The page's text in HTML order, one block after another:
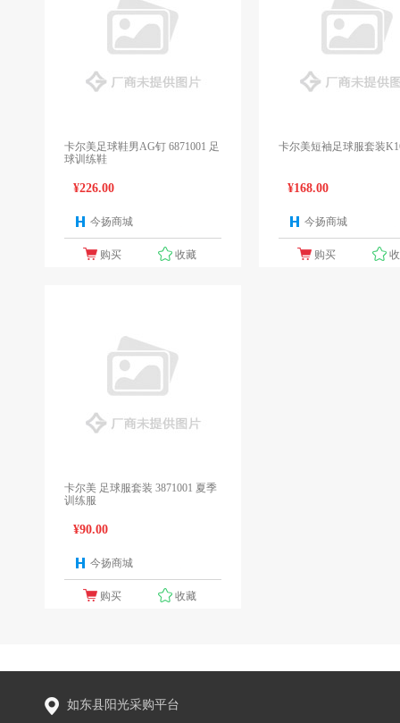
卡尔美足球鞋男AG钉 6871001 足
球训练鞋
¥226.00
今扬商城
购买 收藏
卡尔美短袖足球服套装
¥168.00
今扬商城
购买
卡尔美 足球服套装 3871001 夏季
训练服
¥90.00
今扬商城
购买 收藏
如东县阳光采购平台